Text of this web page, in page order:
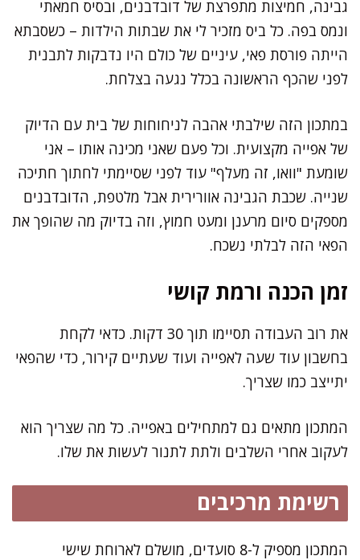
גבינה, חמיצות מתפרצת של דובדבנים, ובסיס חמאתי
ונמס בפה. כל ביס מזכיר לי את שבתות הילדות – כשסבתא
הייתה פורסת פאי, עיניים של כולם היו נדבקות לתבנית
לפני שהכף הראשונה בכלל נגעה בצלחת.
במתכון הזה שילבתי אהבה לניחוחות של בית עם הדיוק
של אפייה מקצועית. וכל פעם שאני מכינה אותו – אני
שומעת "וואו, זה מעלף" עוד לפני שסיימתי לחתוך חתיכה
שנייה. שכבת הגבינה אוורירית אבל מלטפת, הדובדבנים
מספקים סיום מרענן ומעט חמוץ, וזה בדיוק מה שהופך את
הפאי הזה לבלתי נשכח.
זמן הכנה ורמת קושי
את רוב העבודה תסיימו תוך 30 דקות. כדאי לקחת
בחשבון עוד שעה לאפייה ועוד שעתיים קירור, כדי שהפאי
יתייצב כמו שצריך.
המתכון מתאים גם למתחילים באפייה. כל מה שצריך הוא
לעקוב אחרי השלבים ולתת לתנור לעשות את שלו.
רשימת מרכיבים
המתכון מספיק ל-8 סועדים, מושלם לארוחת שישי